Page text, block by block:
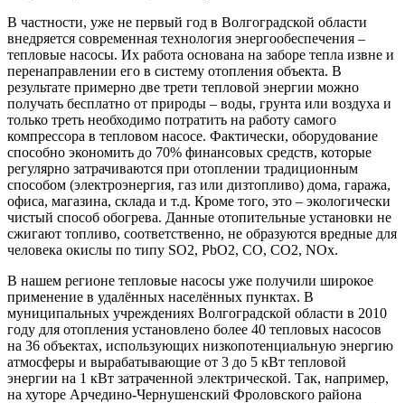
В частности, уже не первый год в Волгоградской области
внедряется современная технология энергообеспечения –
тепловые насосы. Их работа основана на заборе тепла извне и
перенаправлении его в систему отопления объекта. В
результате примерно две трети тепловой энергии можно
получать бесплатно от природы – воды, грунта или воздуха и
только треть необходимо потратить на работу самого
компрессора в тепловом насосе. Фактически, оборудование
способно экономить до 70% финансовых средств, которые
регулярно затрачиваются при отоплении традиционным
способом (электроэнергия, газ или дизтопливо) дома, гаража,
офиса, магазина, склада и т.д. Кроме того, это – экологически
чистый способ обогрева. Данные отопительные установки не
сжигают топливо, соответственно, не образуются вредные для
человека окислы по типу SO2, PbO2, CO, СO2, NOх.
В нашем регионе тепловые насосы уже получили широкое
применение в удалённых населённых пунктах. В
муниципальных учреждениях Волгоградской области в 2010
году для отопления установлено более 40 тепловых насосов
на 36 объектах, использующих низкопотенциальную энергию
атмосферы и вырабатывающие от 3 до 5 кВт тепловой
энергии на 1 кВт затраченной электрической. Так, например,
на хуторе Арчедино-Чернушенский Фроловского района